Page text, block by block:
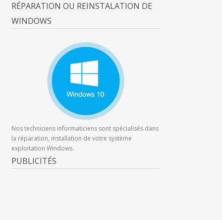
RÉPARATION OU REINSTALATION DE
WINDOWS
Nos techniciens informaticiens sont spécialisés dans
la réparation, installation de votre système
exploitation Windows.
PUBLICITÉS